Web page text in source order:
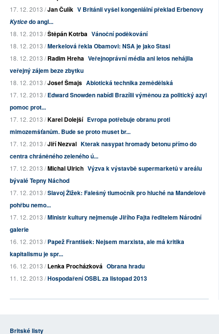
17. 12. 2013 /Jan Čulík V Británii vyšel kongeniální překlad Erbenovy
Kyticedo angl...
18. 12. 2013 /Štěpán Kotrba Vánoční poděkování
18. 12. 2013 /Merkelová řekla Obamovi: NSA je jako Stasi
18. 12. 2013 /Radim Hreha Veřejnoprávní média ani letos nehájila
veřejný zájem beze zbytku
18. 12. 2013 /Josef Šmajs Abiotická technika zemědělská
17. 12. 2013 /Edward Snowden nabídl Brazílii výměnou za politický azyl
pomoc prot...
17. 12. 2013 /Karel Dolejší Evropa potřebuje obranu proti
mimozemšťanům. Bude se proto muset br...
17. 12. 2013 /Jiří Nezval Kterak nasypat hromady betonu přímo do
centra chráněného zeleného ú...
17. 12. 2013 /Michal Ulrich Výzva k výstavbě supermarketů v areálu
bývalé Tepny Náchod
17. 12. 2013 /Slavoj Žižek: Falešný tlumočník pro hluché na Mandelově
pohřbu nemo...
17. 12. 2013 /Ministr kultury nejmenuje Jiřího Fajta ředitelem Národní
galerie
16. 12. 2013 /Papež František: Nejsem marxista, ale má kritika
kapitalismu je spr...
16. 12. 2013 /Lenka Procházková Obrana hradu
11. 12. 2013 /Hospodaření OSBL za listopad 2013
Britské listy